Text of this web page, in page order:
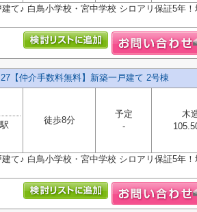
♪ 白鳥小学校・宮中学校 シロアリ保証5年！
【仲介手数料無料】新築一戸建て 2号棟
徒歩8分
予定
-
木
♪ 白鳥小学校・宮中学校 シロアリ保証5年！